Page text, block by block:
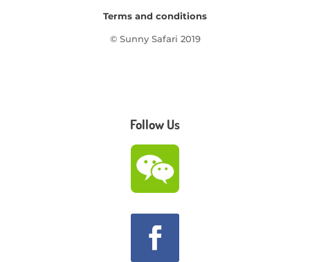
Terms and conditions
© Sunny Safari 2019
Follow Us